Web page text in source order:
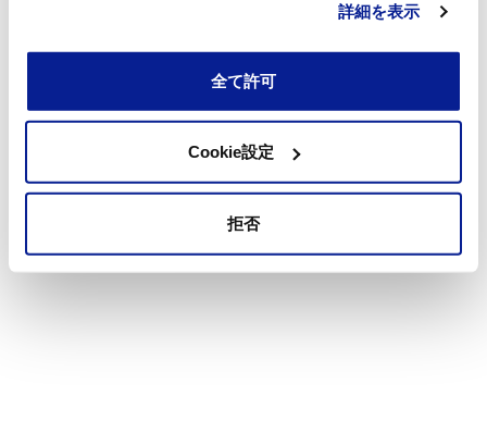
詳細を表示
全て許可
Cookie設定
拒否